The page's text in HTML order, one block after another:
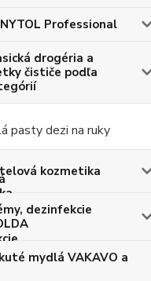
Professional
drogéria a
čističe podľa
pasty dezi na ruky
kozmetika
dezinfekcie
mydlá VAKAVO a